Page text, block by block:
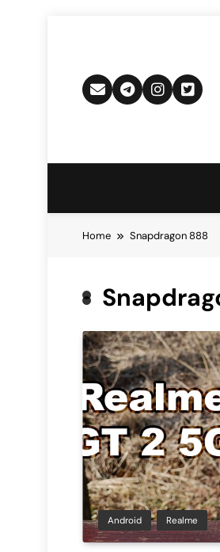
Home Snapdragon 888
Android Realme